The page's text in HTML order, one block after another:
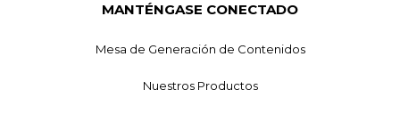
MANTÉNGASE CONECTADO
Mesa de Generación de Contenidos
Nuestros Productos